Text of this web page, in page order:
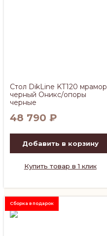
Стол DikLine KT120 мрамор
черный Оникс/опоры
черные
48 790 ₽
Добавить в корзину
Купить товар в 1 клик
Сборка в подарок